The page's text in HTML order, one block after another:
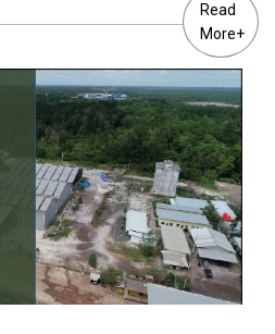
Read
More+